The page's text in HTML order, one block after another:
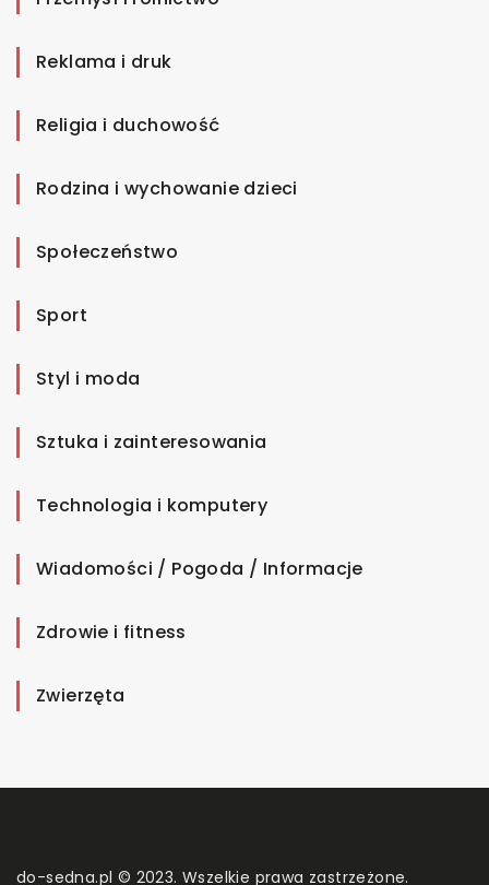
Reklama i druk
Religia i duchowość
Rodzina i wychowanie dzieci
Społeczeństwo
Sport
Styl i moda
Sztuka i zainteresowania
Technologia i komputery
Wiadomości / Pogoda / Informacje
Zdrowie i fitness
Zwierzęta
do-sedna.pl © 2023. Wszelkie prawa zastrzeżone.